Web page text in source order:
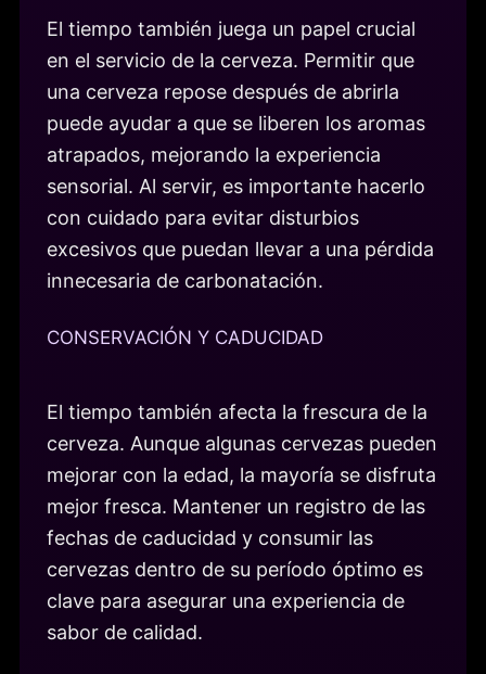
El tiempo también juega un papel crucial
en el servicio de la cerveza. Permitir que
una cerveza repose después de abrirla
puede ayudar a que se liberen los aromas
atrapados, mejorando la experiencia
sensorial. Al servir, es importante hacerlo
con cuidado para evitar disturbios
excesivos que puedan llevar a una pérdida
innecesaria de carbonatación.
CONSERVACIÓN Y CADUCIDAD
El tiempo también afecta la frescura de la
cerveza. Aunque algunas cervezas pueden
mejorar con la edad, la mayoría se disfruta
mejor fresca. Mantener un registro de las
fechas de caducidad y consumir las
cervezas dentro de su período óptimo es
clave para asegurar una experiencia de
sabor de calidad.